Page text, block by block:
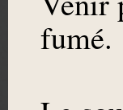
fumé.